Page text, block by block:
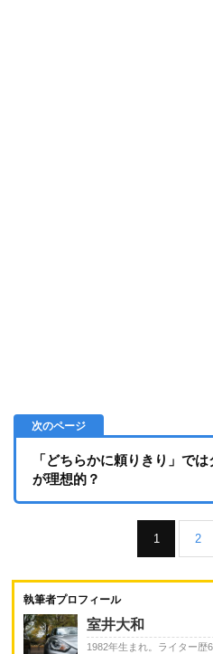
「どちらかに頼りきり」で
が理想的？
1 2
執筆者プロフィール
室井大和
1982年生まれ。ライター歴